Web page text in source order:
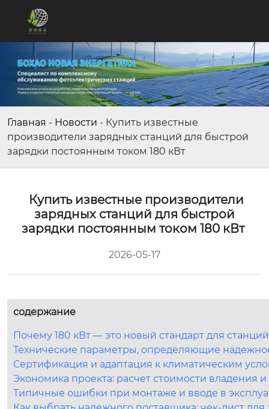
Главная - Новости - Купить известные
производители зарядных станций для быстрой
зарядки постоянным током 180 кВт
Купить известные производители
зарядных станций для быстрой
зарядки постоянным током 180 кВт
2026-05-17
содержание
Почему 180 кВт — это новый стандарт для
Технические параметры, определяющие
Сертификация и адаптация к климатическим
Экономика проекта: расчет стоимости владения
Типичные ошибки при монтаже и вводе в